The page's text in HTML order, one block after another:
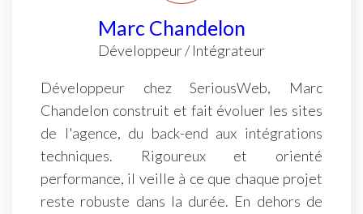
Marc Chandelon
Développeur / Intégrateur
Développeur chez SeriousWeb, Marc
Chandelon construit et fait évoluer les sites
de l'agence, du back-end aux intégrations
techniques. Rigoureux et orienté
performance, il veille à ce que chaque projet
reste robuste dans la durée. En dehors de